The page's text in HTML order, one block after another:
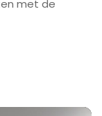
met de